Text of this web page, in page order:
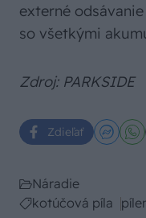
externé
so všetkými
Zdroj: PARKSIDE
Zdieľať
Náradie
kotúčová píla